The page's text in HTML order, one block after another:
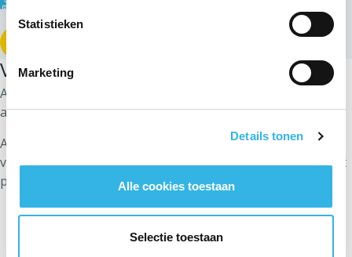
Statistieken
Marketing
Details tonen
Alle cookies toestaan
Selectie toestaan
Vraag gratis voorafgaand advies!
Als u dit wenst, kunt u gratis voorafgaand advies
aanvragen.
Als we van u alle vereiste informatie in de aanvraag voor
voorafgaand advies hebben ontvangen, analyseren we het
project om u inlichtingen te kunnen geven over:
de haalbaarheid van de uitrusting met gas,
elektriciteit en openbare verlichting van het
bouwrijp te maken terrein;